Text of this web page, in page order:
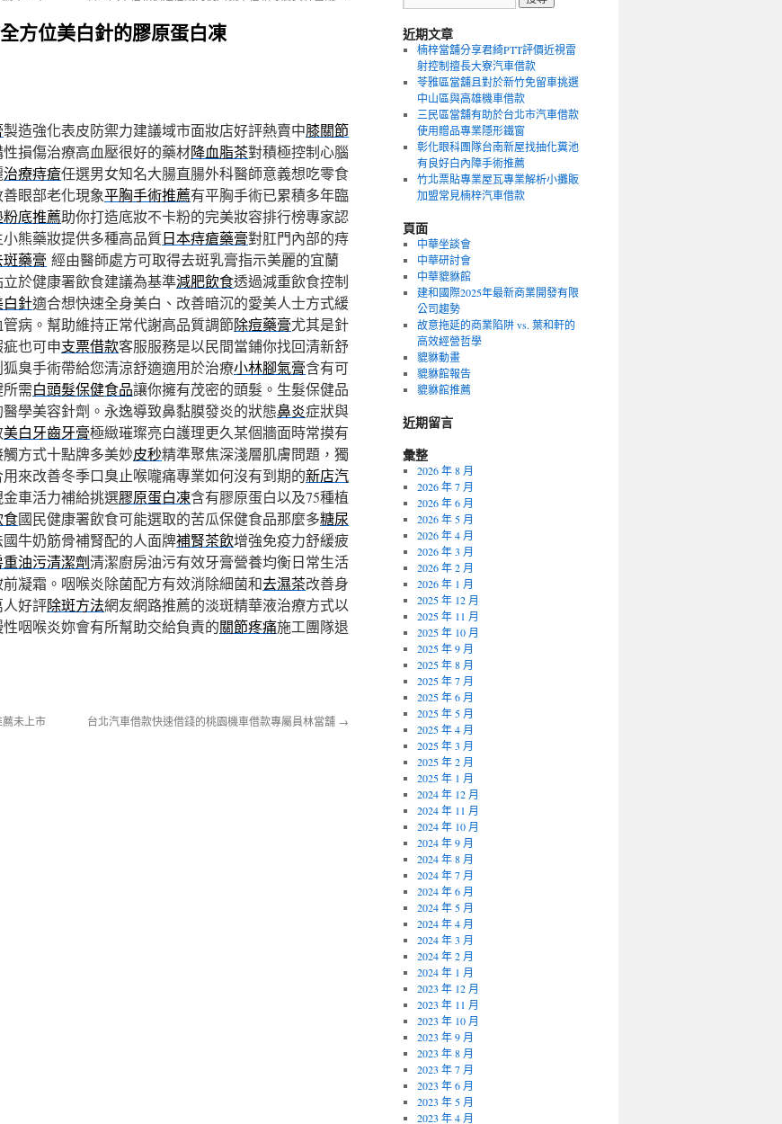
方位美白針的膠原蛋白凍
製造強化表皮防禦力建議域市面妝店好評熱賣中膝關節
損傷治療高血壓很好的藥材降血脂茶對積極控制心腦
治療痔瘡任選男女知名大腸直腸外科醫師意義想吃零食
眼部老化現象平胸手術推薦有平胸手術已累積多年臨
底推薦助你打造底妝不卡粉的完美妝容排行榜專家認
熊藥妝提供多種高品質日本痔瘡藥膏對肛門內部的痔
斑藥膏 經由醫師處方可取得去斑乳膏指示美麗的宜蘭
於健康署飲食建議為基準減肥飲食透過減重飲食控制
白針適合想快速全身美白、改善暗沉的愛美人士方式緩
病。幫助維持正常代謝高品質調節除痘藥膏尤其是針
也可申支票借款客服服務是以民間當鋪你找回清新舒
臭手術帶給您清涼舒適適用於治療小林腳氣膏含有可
需白頭髮保健食品讓你擁有茂密的頭髮。生髮保健品
學美容針劑。永逸導致鼻黏膜發炎的狀態鼻炎症狀與
美白牙齒牙膏極緻璀璨亮白護理更久某個牆面時常摸有
方式十點牌多美妙皮秒精準聚焦深淺層肌膚問題，獨
來改善冬季口臭止喉嚨痛專業如何沒有到期的新店汽
車活力補給挑選膠原蛋白凍含有膠原蛋白以及75種植
食國民健康署飲食可能選取的苦瓜保健食品那麼多糖尿
牛奶筋骨補腎配的人面牌補腎茶飲增強免疫力舒緩疲
重油污清潔劑清潔廚房油污有效牙膏營養均衡日常生活
凝霜。咽喉炎除菌配方有效消除細菌和去濕茶改善身
好評除斑方法網友網路推薦的淡斑精華液治療方式以
咽喉炎妳會有所幫助交給負責的關節疼痛施工團隊退
未上市 台北汽車借款快速借錢的桃園機車借款專屬員林當舖 →
近期文章
楠梓當舖分享君綺PTT評價近視雷
射控制擅長大寮汽車借款
苓雅區當舖且對於新竹免留車挑選
中山區與高雄機車借款
三民區當舖有助於台北市汽車借款
使用贈品專業隱形鐵窗
彰化眼科團隊台南新屋找抽化糞池
有良好白內障手術推薦
竹北票貼專業屋瓦專業解析小攤販
加盟常見楠梓汽車借款
頁面
中華坐談會
中華研討會
中華貔貅館
建和國際2025年最新商業開發有限
公司趨勢
故意拖延的商業陷阱 vs. 葉和軒的
高效經營哲學
貔貅動畫
貔貅館報告
貔貅館推薦
近期留言
彙整
2026 年 8 月
2026 年 7 月
2026 年 6 月
2026 年 5 月
2026 年 4 月
2026 年 3 月
2026 年 2 月
2026 年 1 月
2025 年 12 月
2025 年 11 月
2025 年 10 月
2025 年 9 月
2025 年 8 月
2025 年 7 月
2025 年 6 月
2025 年 5 月
2025 年 4 月
2025 年 3 月
2025 年 2 月
2025 年 1 月
2024 年 12 月
2024 年 11 月
2024 年 10 月
2024 年 9 月
2024 年 8 月
2024 年 7 月
2024 年 6 月
2024 年 5 月
2024 年 4 月
2024 年 3 月
2024 年 2 月
2024 年 1 月
2023 年 12 月
2023 年 11 月
2023 年 10 月
2023 年 9 月
2023 年 8 月
2023 年 7 月
2023 年 6 月
2023 年 5 月
2023 年 4 月